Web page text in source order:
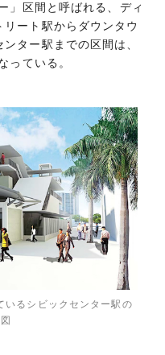
」区間と呼ばれる、ディ
ート駅からダウンタウ
ター駅までの区間は、
っている。
いるシビックセンター駅の